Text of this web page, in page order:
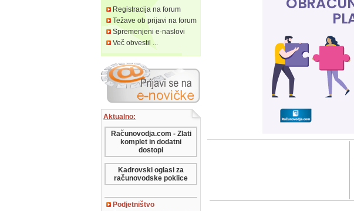
Registracija na forum
Težave ob prijavi na forum
Spremenjeni e-naslovi
Več obvestil ...
Aktualno:
Računovodja.com - Zlati
komplet in dodatni
dostopi
Kadrovski oglasi za
računovodske poklice
Podjetništvo